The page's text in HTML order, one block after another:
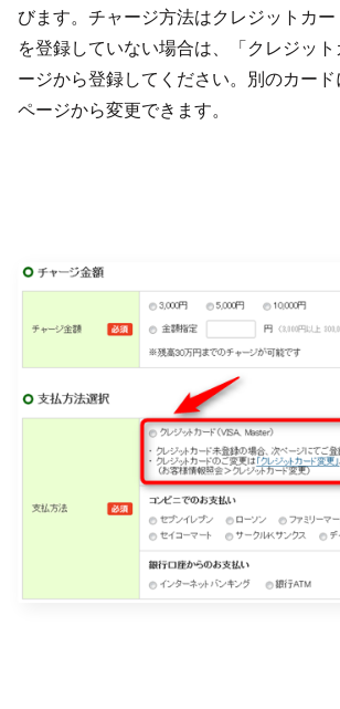
びます。チャージ方法はクレジットカ
を登録していない場合は、「クレジッ
ージから登録してください。別のカー
ページから変更できます。